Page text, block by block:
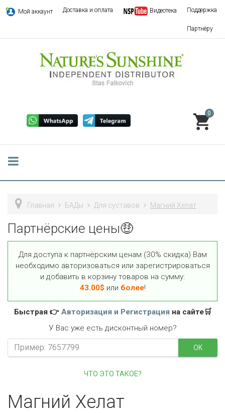
Мой аккаунт Доставка и оплата Видеотека Поддержка
Партнёру
0
Главная БАДы Для суставов Магний Хелат
Магний Хелат
Партнёрские цены🤑
Для доступа к партнёрским ценам (30% скидка) Вам
необходимо авторизоваться или зарегистрироваться
и добавить в корзину товаров на сумму:
43.00$ или более!
Быстрая 👉 Авторизация и Регистрацияна сайте🛒
У Вас уже есть дисконтный номер?
OK
ЧТО ЭТО ТАКОЕ?